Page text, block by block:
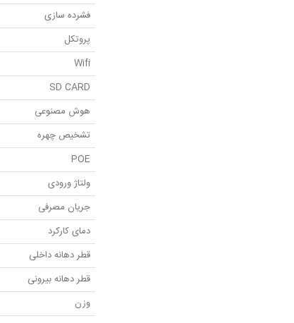
فشرده سازی
پروتکل
Wifi
SD CARD
هوش مصنوعی
تشخیص چهره
POE
ولتاژ ورودی
جریان مصرفی
دمای کارکرد
قطر دهانه داخلی
قطر دهانه بیرونی
وزن